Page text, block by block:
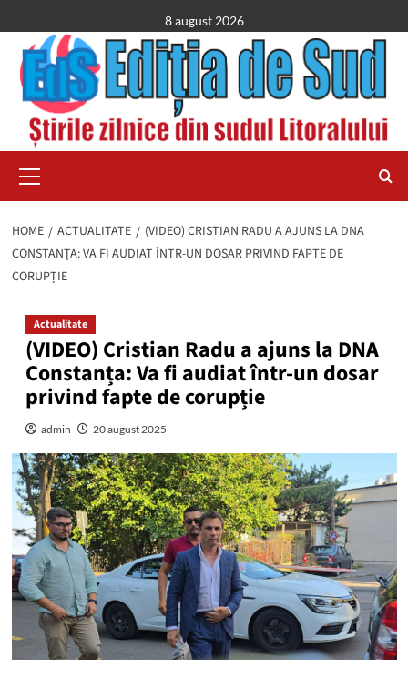
to
content
8 august 2026
Menu
HOME ACTUALITATE
(VIDEO) CRISTIAN RADU A AJUNS LA DNA
CONSTANȚA: VA FI AUDIAT ÎNTR-UN DOSAR PRIVIND FAPTE DE
CORUPȚIE
Actualitate
(VIDEO) Cristian Radu a ajuns la DNA
Constanța: Va fi audiat într-un dosar
privind fapte de corupție
admin 20 august 2025